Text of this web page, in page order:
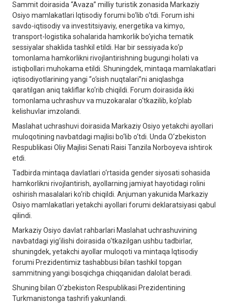
Sammit doirasida “Avaza” milliy turistik zonasida Markaziy
Osiyo mamlakatlari Iqtisodiy forumi bo‘lib o‘tdi. Forum ishi
savdo-iqtisodiy va investitsiyaviy, energetika va kimyo,
transport-logistika sohalarida hamkorlik bo‘yicha tematik
sessiyalar shaklida tashkil etildi. Har bir sessiyada ko‘p
tomonlama hamkorlikni rivojlantirishning bugungi holati va
istiqbollari muhokama etildi. Shuningdek, mintaqa mamlakatlari
iqtisodiyotlarining yangi “o‘sish nuqtalari”ni aniqlashga
qaratilgan aniq takliflar ko‘rib chiqildi. Forum doirasida ikki
tomonlama uchrashuv va muzokaralar o‘tkazilib, ko‘plab
kelishuvlar imzolandi.
Maslahat uchrashuvi doirasida Markaziy Osiyo yetakchi ayollari
muloqotining navbatdagi majlisi bo‘lib o‘tdi. Unda O‘zbekiston
Respublikasi Oliy Majlisi Senati Raisi Tanzila Norboyeva ishtirok
etdi.
Tadbirda mintaqa davlatlari o‘rtasida gender siyosati sohasida
hamkorlikni rivojlantirish, ayollarning jamiyat hayotidagi rolini
oshirish masalalari ko‘rib chiqildi. Anjuman yakunida Markaziy
Osiyo mamlakatlari yetakchi ayollari forumi deklaratsiyasi qabul
qilindi.
Markaziy Osiyo davlat rahbarlari Maslahat uchrashuvining
navbatdagi yig‘ilishi doirasida o‘tkazilgan ushbu tadbirlar,
shuningdek, yetakchi ayollar muloqoti va mintaqa Iqtisodiy
forumi Prezidentimiz tashabbusi bilan tashkil topgan
sammitning yangi bosqichga chiqqanidan dalolat beradi.
Shuning bilan O‘zbekiston Respublikasi Prezidentining
Turkmanistonga tashrifi yakunlandi.